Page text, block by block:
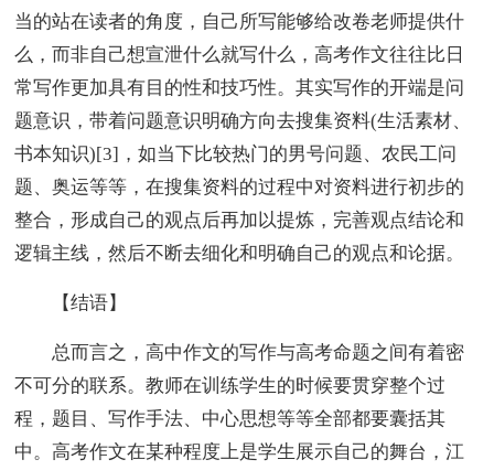
当的站在读者的角度，自己所写能够给改卷老师提供什
么，而非自己想宣泄什么就写什么，高考作文往往比日
常写作更加具有目的性和技巧性。其实写作的开端是问
题意识，带着问题意识明确方向去搜集资料(生活素材、
书本知识)[3]，如当下比较热门的男号问题、农民工问
题、奥运等等，在搜集资料的过程中对资料进行初步的
整合，形成自己的观点后再加以提炼，完善观点结论和
逻辑主线，然后不断去细化和明确自己的观点和论据。
【结语】
总而言之，高中作文的写作与高考命题之间有着密
不可分的联系。教师在训练学生的时候要贯穿整个过
程，题目、写作手法、中心思想等等全部都要囊括其
中。高考作文在某种程度上是学生展示自己的舞台，江